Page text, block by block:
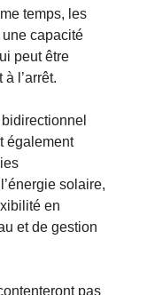
temps, les
capacité
peut être
l’arrêt.
également
solaire,
en
et de gestion
pas